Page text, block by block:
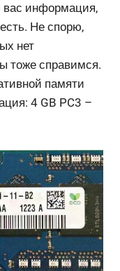
информация,
Не спорю,
нет
тоже справимся.
памяти
4 GB PC3 –